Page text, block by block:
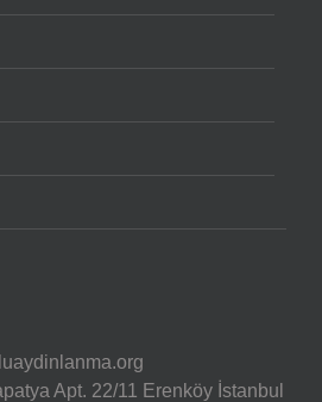
Apt. 22/11 Erenköy İstanbul